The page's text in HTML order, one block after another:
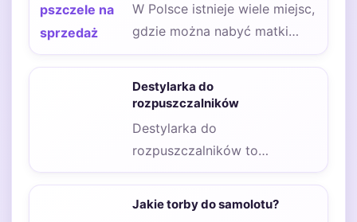
W Polsce istnieje wiele miejsc,
gdzie można nabyć matki
pszczele na sprzedaż. Warto
Destylarka do
rozpuszczalników
Destylarka do
rozpuszczalników to
urządzenie, które służy do
separacji cieczy na podstawie
Jakie torby do samolotu?